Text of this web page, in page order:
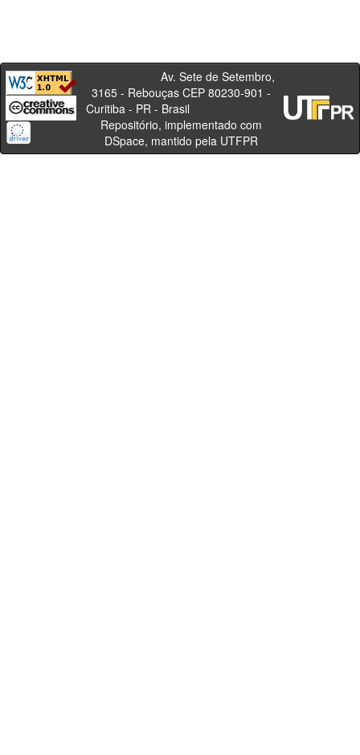
Av. Sete de Setembro,
3165 - Rebouças CEP 80230-901 -
Curitiba - PR - Brasil
Repositório, implementado com
DSpace, mantido pela UTFPR